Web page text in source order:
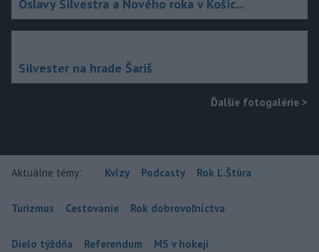
Oslavy Silvestra a Nového roka v Košic...
Silvester na hrade Šariš
Ďalšie fotogalérie >
Aktuálne témy: Kvízy Podcasty Rok Ľ.Štúra
Turizmus Cestovanie Rok dobrovoľníctva
Dielo týždňa Referendum MS v hokeji